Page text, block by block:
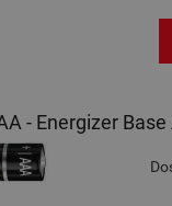
- Energizer Base